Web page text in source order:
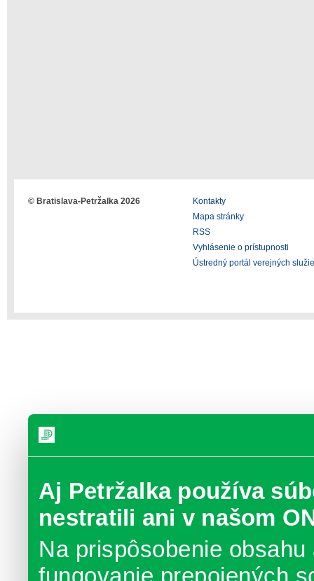
Aj Petržalka používa
nestratili ani v našom
Na prispôsobenie
© Bratislava-Petržalka 2026
Kontakty
Mapa stránky
RSS
Vyhlásenie o prístupnosti
Ústredný portál verejných